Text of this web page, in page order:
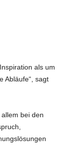
als um
Abläufe“, sagt
bei den